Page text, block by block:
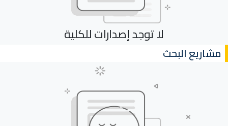
لا توجد إصدارات للكلية
مشاريع البحث